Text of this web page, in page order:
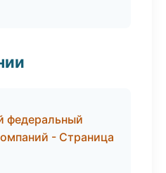
федеральный
- Страница